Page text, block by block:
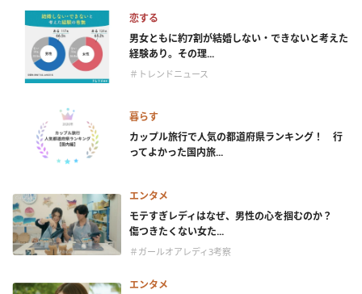
恋する
男女ともに約7割が結婚しない・できないと考えた
経験あり。その理...
＃トレンドニュース
暮らす
カップル旅行で人気の都道府県ランキング！ 行
ってよかった国内旅...
エンタメ
モテすぎレディはなぜ、男性の心を掴むのか？
傷つきたくない女た...
＃ガールオアレディ3考察
エンタメ